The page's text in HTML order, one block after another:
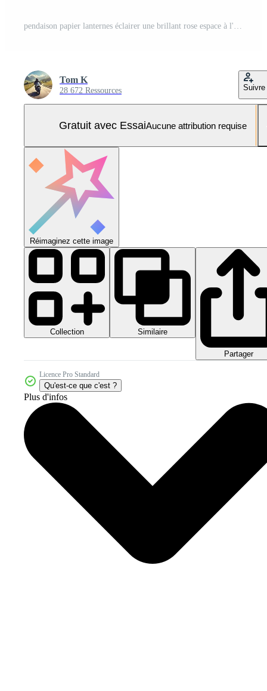
pendaison papier lanternes éclairer une brillant rose espace à l'intérieur pendant le journée Photo Pro
Tom K
28 672 Ressources Suivre
Gratuit avec EssaiAucune attribution requise
Réimaginez cette image
Collection Similaire
Partager
Licence Pro Standard
Qu'est-ce que c'est ?
Plus d'infos